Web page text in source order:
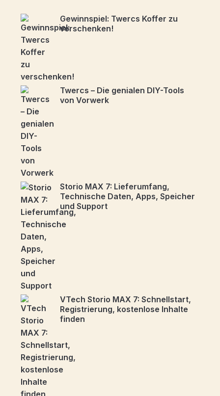
Gewinnspiel: Twercs Koffer zu
verschenken!
Twercs – Die genialen DIY-Tools
von Vorwerk
Storio MAX 7: Lieferumfang,
Technische Daten, Apps, Speicher
und Support
VTech Storio MAX 7: Schnellstart,
Registrierung, kostenlose Inhalte
finden